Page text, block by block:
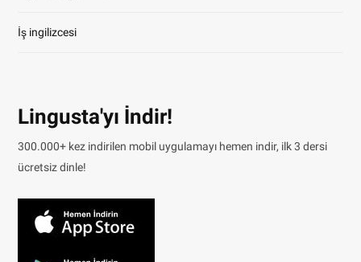
İş ingilizcesi
Lingusta'yı İndir!
300.000+ kez indirilen mobil uygulamayı hemen indir, ilk 3 dersi
ücretsiz dinle!